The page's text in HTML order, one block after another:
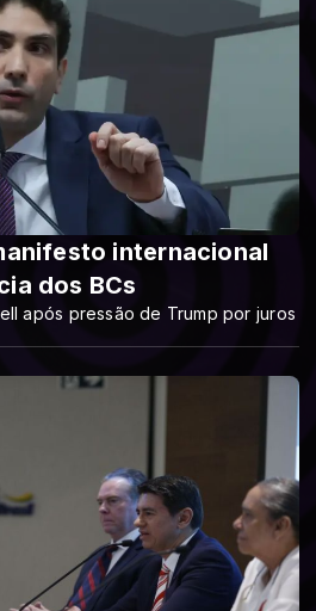
internacional
dos BCs
após pressão de Trump por juros